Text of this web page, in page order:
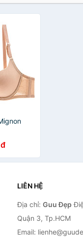
LIÊN HỆ
Địa chỉ: Guu Đẹp
Quận 3, Tp.HCM
Email: